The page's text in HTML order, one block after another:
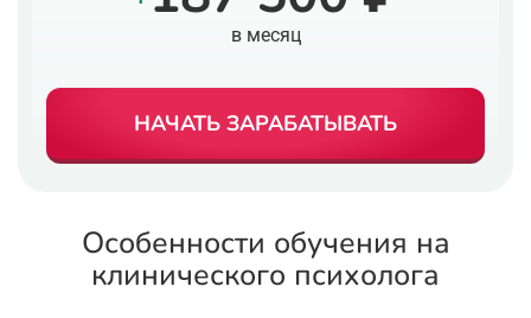
в месяц
НАЧАТЬ ЗАРАБАТЫВАТЬ
Особенности обучения на
клинического психолога